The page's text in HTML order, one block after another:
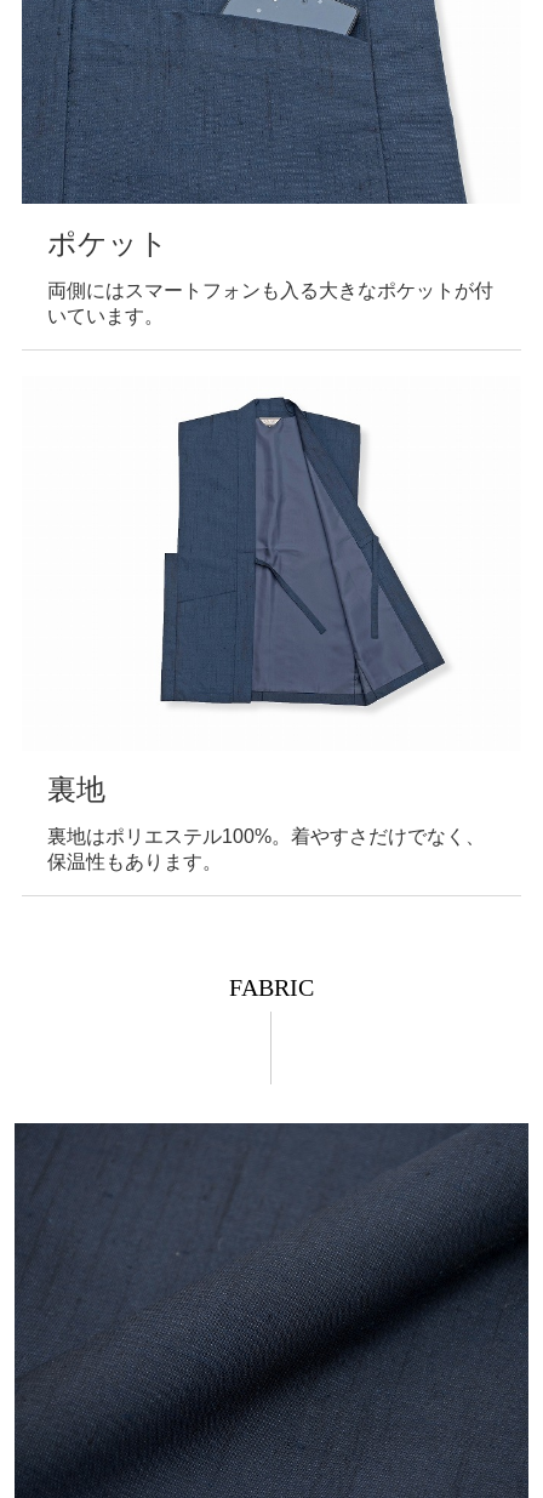
ポケット
両側にはスマートフォンも入る大きなポケットが付
いています。
裏地
裏地はポリエステル100%。着やすさだけでなく、
保温性もあります。
FABRIC